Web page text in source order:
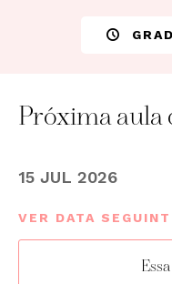
Próxima aula
15 JUL 2026
VER DATA